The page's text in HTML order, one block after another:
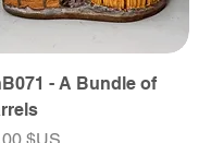
- A Bundle of